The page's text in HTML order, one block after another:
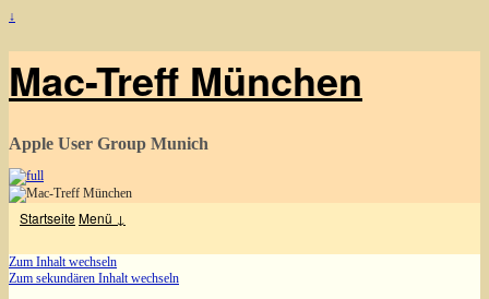
↓
Mac-Treff München
Apple User Group Munich
StartseiteMenü ↓
Zum Inhalt wechseln
Zum sekundären Inhalt wechseln